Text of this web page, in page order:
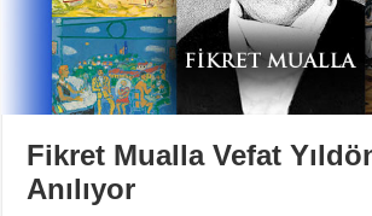
Fikret Mualla Vefat
Anılıyor